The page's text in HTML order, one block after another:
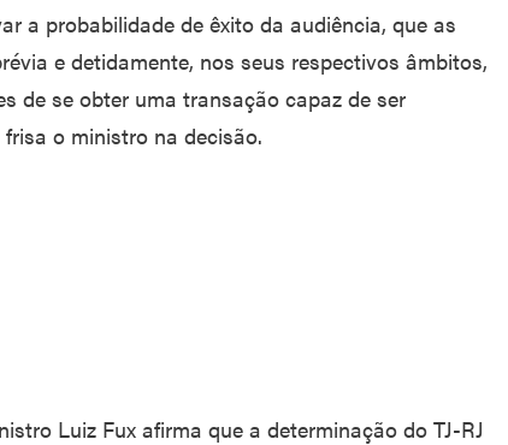
a probabilidade de êxito da audiência, que as
e detidamente, nos seus respectivos âmbitos,
de se obter uma transação capaz de ser
o ministro na decisão.
Luiz Fux afirma que a determinação do TJ-RJ